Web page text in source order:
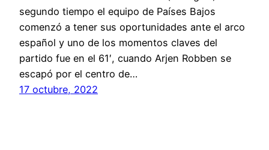
segundo tiempo el equipo de Países Bajos
comenzó a tener sus oportunidades ante el arco
español y uno de los momentos claves del
partido fue en el 61′, cuando Arjen Robben se
escapó por el centro de…
17 octubre, 2022